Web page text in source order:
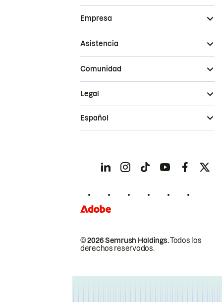
Empresa
Asistencia
Comunidad
© 2026 Semrush Holdings.Todos los
derechos reservados.
Legal
Español